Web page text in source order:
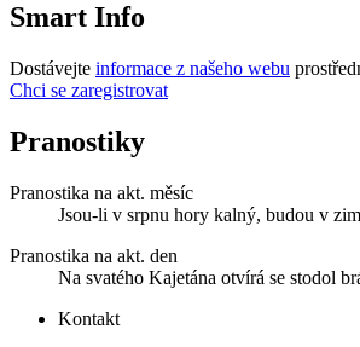
Smart Info
Dostávejte informace z našeho webu
Chci se zaregistrovat
Pranostiky
Pranostika na akt. měsíc
Jsou-li v srpnu hory kalný, budou v
Pranostika na akt. den
Na svatého Kajetána otvírá se stodol
Kontakt